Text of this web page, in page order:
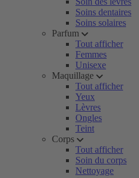
Soins dentaires
Soins solaires
Parfum
Tout afficher
Femmes
Unisexe
Maquillage
Tout afficher
Yeux
Lèvres
Ongles
Teint
Corps
Tout afficher
Soin du corps
Nettoyage